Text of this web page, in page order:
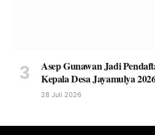
Asep Gunawan Jadi
Kepala Desa Jayamulya
28 Juli 2026